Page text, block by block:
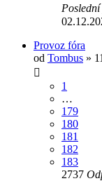
Provoz fóra
od Tombus »
1
…
179
180
181
182
183
2737